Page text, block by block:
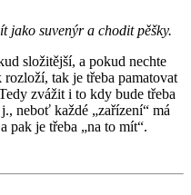
jako suvenýr a chodit pěšky.
složitější, a pokud nechte
rozloží, tak je třeba pamatovat
zvážit i to kdy bude třeba
neboť každé „zařízení“ má
pak je třeba „na to mít“.